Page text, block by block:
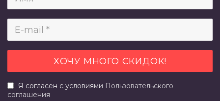
Я согласен с условиями Пользовательского
соглашения